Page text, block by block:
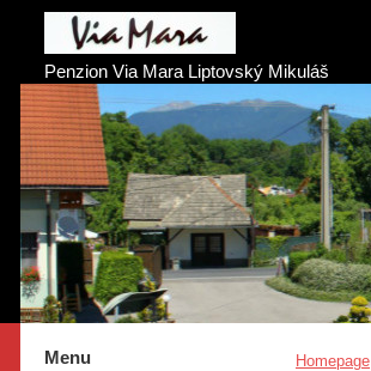
Penzion Via Mara Liptovský Mikuláš
Homepage
Menu